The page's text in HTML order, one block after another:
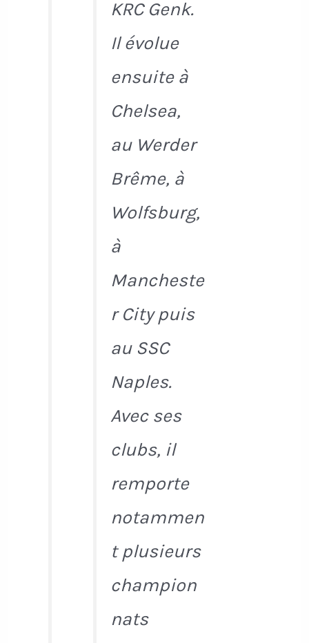
KRC Genk.
Il évolue
ensuite à
Chelsea,
au Werder
Brême, à
Wolfsburg,
à
Mancheste
r City puis
au SSC
Naples.
Avec ses
clubs, il
remporte
notammen
t plusieurs
champion
nats